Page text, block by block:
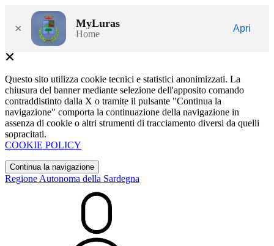
× MyLuras
Home
Apri
Questo sito utilizza cookie tecnici e statistici anonimizzati. La
chiusura del banner mediante selezione dell'apposito comando
contraddistinto dalla X o tramite il pulsante "Continua la
navigazione" comporta la continuazione della navigazione in
assenza di cookie o altri strumenti di tracciamento diversi da quelli
sopracitati.
COOKIE POLICY
Continua la navigazione
Regione Autonoma della Sardegna